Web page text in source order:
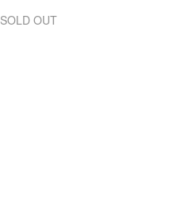
土産 YOKOHAMA みなとみら
SOLD OUT